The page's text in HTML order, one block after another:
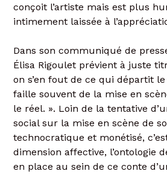
conçoit l’artiste mais est plus
intimement laissée à
Dans son communiqué de
Élisa Rigoulet prévient à juste
on s’en fout de ce qui départit
faille souvent de la mise en
le réel. ». Loin de la tentative
social sur la mise en scène de
technocratique et monétisé,
dimension affective, l’ontologie
en place au sein de ce conte